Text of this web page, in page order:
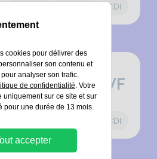
CDI
de Projets H/F
CDI
cookies pour délivrer des
son contenu et
analyser son trafic.
de confidentialité. Votre
uniquement sur ce site et sur
pour une durée de 13 mois.
accepter